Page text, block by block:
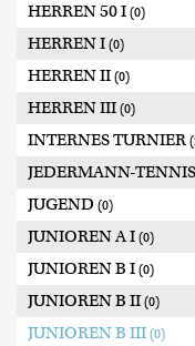
HERREN 50 I (0)
HERREN I (0)
HERREN II (0)
HERREN III (0)
INTERNES TURNIER
JEDERMANN-TENNIS
JUGEND (0)
JUNIOREN A I (0)
JUNIOREN B I (0)
JUNIOREN B II (0)
JUNIOREN B III (0)